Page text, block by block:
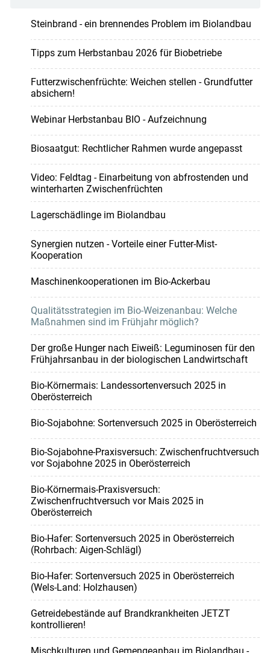
Steinbrand - ein brennendes Problem im Biolandbau
Tipps zum Herbstanbau 2026 für Biobetriebe
Futterzwischenfrüchte: Weichen stellen - Grundfutter
absichern!
Webinar Herbstanbau BIO - Aufzeichnung
Biosaatgut: Rechtlicher Rahmen wurde angepasst
Video: Feldtag - Einarbeitung von abfrostenden und
winterharten Zwischenfrüchten
Lagerschädlinge im Biolandbau
Synergien nutzen - Vorteile einer Futter-Mist-
Kooperation
Maschinenkooperationen im Bio-Ackerbau
Qualitätsstrategien im Bio-Weizenanbau: Welche
Maßnahmen sind im Frühjahr möglich?
Der große Hunger nach Eiweiß: Leguminosen für den
Frühjahrsanbau in der biologischen Landwirtschaft
Bio-Körnermais: Landessortenversuch 2025 in
Oberösterreich
Bio-Sojabohne: Sortenversuch 2025 in Oberösterreich
Bio-Sojabohne-Praxisversuch: Zwischenfruchtversuch
vor Sojabohne 2025 in Oberösterreich
Bio-Körnermais-Praxisversuch:
Zwischenfruchtversuch vor Mais 2025 in
Oberösterreich
Bio-Hafer: Sortenversuch 2025 in Oberösterreich
(Rohrbach: Aigen-Schlägl)
Bio-Hafer: Sortenversuch 2025 in Oberösterreich
(Wels-Land: Holzhausen)
Getreidebestände auf Brandkrankheiten JETZT
kontrollieren!